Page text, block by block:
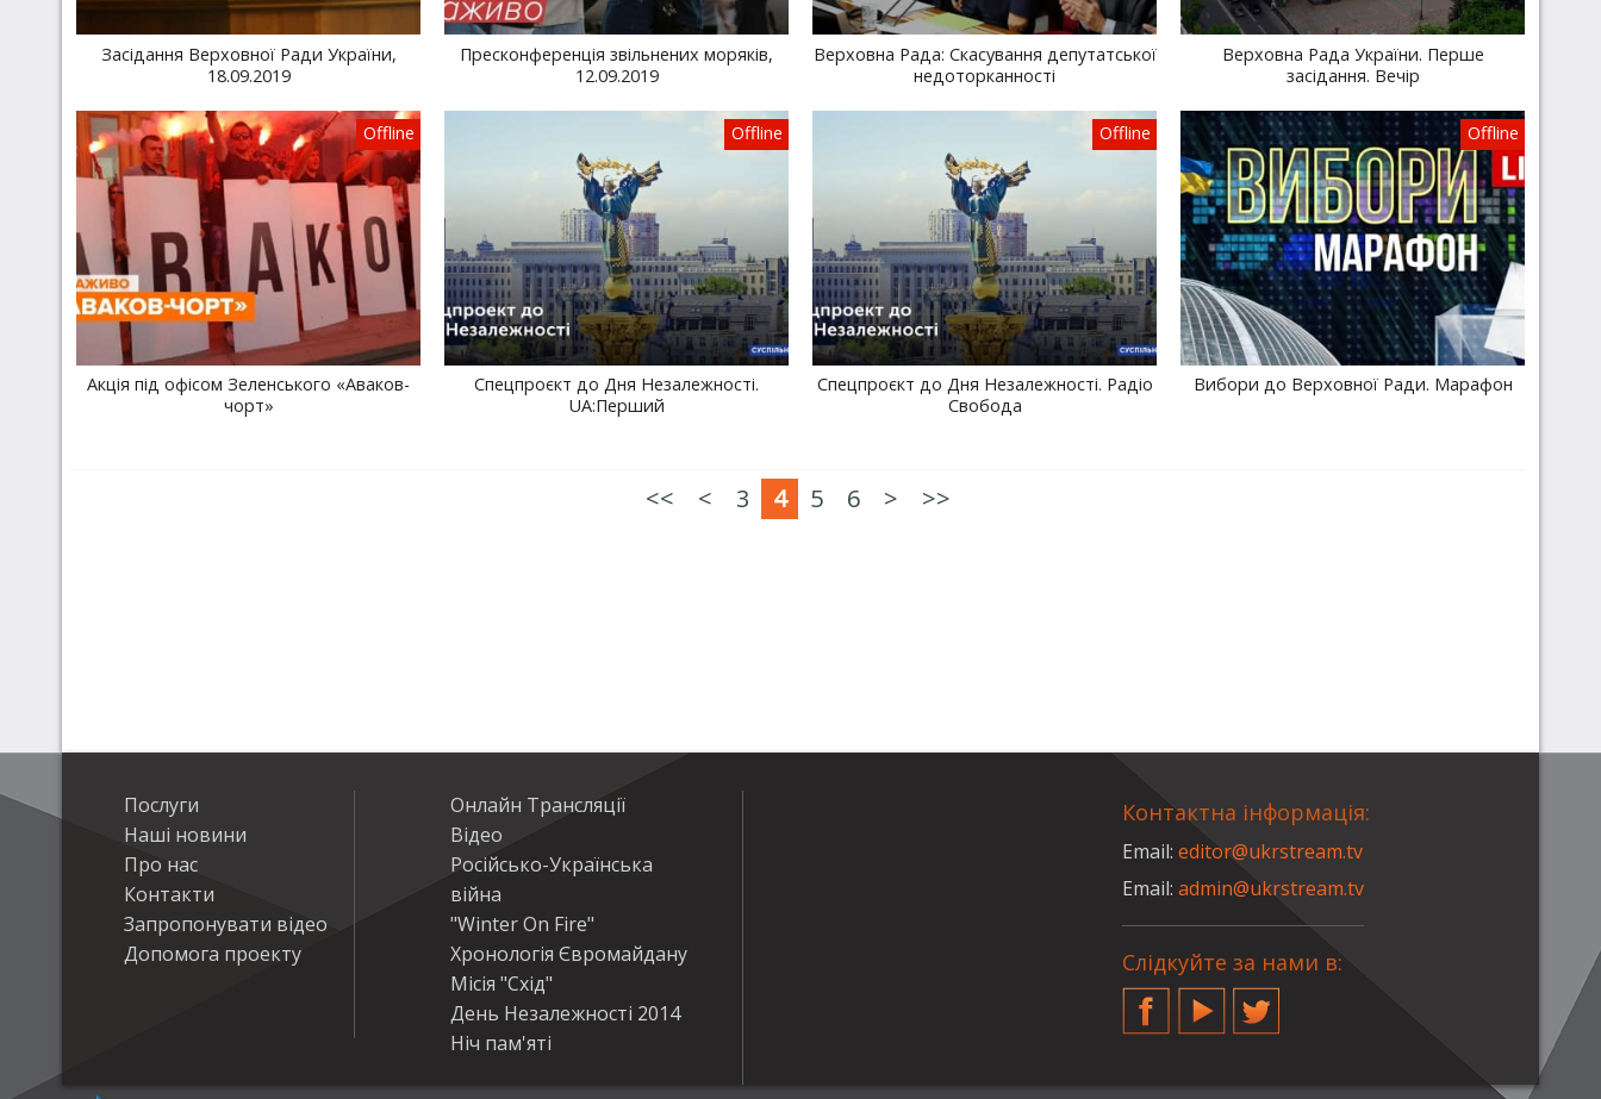
Засідання Верховної Ради України,
18.09.2019
Пресконференція звільнених моряків,
12.09.2019
Верховна Рада: Скасування депутатської
недоторканності
Верховна Рада України. Перше
засідання. Вечір
Offline
Акція під офісом Зеленського «Аваков-
чорт»
Offline
Спецпроєкт до Дня Незалежності.
UA:Перший
Offline
Спецпроєкт до Дня Незалежності. Радіо
Свобода
Offline
Вибори до Верховної Ради. Марафон
<< < 3 4 5 6 > >>
Послуги
Наші новини
Про нас
Контакти
Запропонувати відео
Допомога проекту
Онлайн Трансляції
Відео
Російсько-Українська
війна
"Winter On Fire"
Хронологія Євромайдану
Місія "Схід"
День Незалежності 2014
Ніч пам'яті
Контактна інформація:
Email:editor@ukrstream.tv
Email:admin@ukrstream.tv
Слідкуйте за нами в:
FacebookYouTubeTwitter